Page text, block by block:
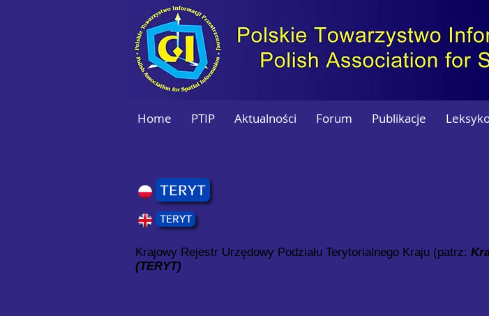
Home PTIP Aktualności Forum Publikacje
TERYT
TERYT
Krajowy Rejestr Urzędowy Podziału Terytorialnego Kraju (patrz:
(TERYT)